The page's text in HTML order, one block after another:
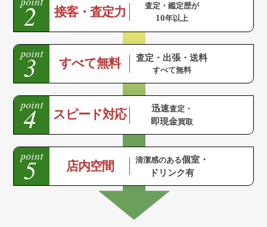
接客・査定力 査定・鑑定歴が
10年以上
すべて無料 査定・出張・送料
すべて無料
スピード対応 迅速査定・
即現金買取
店内空間 清潔感のある個室・
ドリンク有